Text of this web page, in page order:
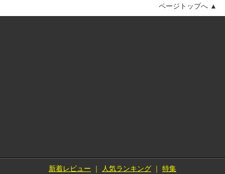
ページトップへ ▲
新着レビュー ｜ 人気ランキング ｜ 特集